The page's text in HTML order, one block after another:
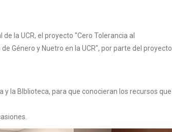
la UCR, el proyecto "Cero Tolerancia al
Género y Nuetro en la UCR", por parte del proyecto
la BIblioteca, para que conocieran los recursos que